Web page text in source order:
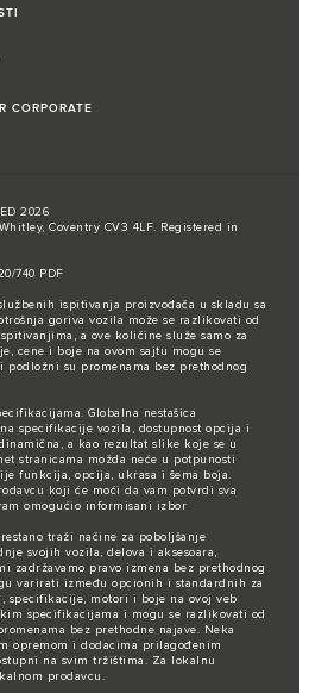
CORPORATE
2026
Coventry CV3 4LF. Registered in
740 PDF
ispitivanja proizvođača u skladu sa
goriva vozila može se razlikovati od
a ove količine služe samo za
cene i boje na ovom sajtu mogu se
su promenama bez prethodnog
Globalna nestašica
specifikacije vozila, dostupnost opcija i
a kao rezultat slike koje se u
stranicama možda neće u potpunosti
funkcija, opcija, ukrasa i šema boja.
koji će moći da vam potvrdi sva
omogućio informisani izbor
traži načine za poboljšanje
svojih vozila, delova i aksesoara,
zadržavamo pravo izmena bez prethodnog
varirati između opcionih i standardnih za
specifikacije, motori i boje na ovoj veb
specifikacijama i mogu se razlikovati od
bez prethodne najave. Neka
opremom i dodacima prilagođenim
na svim tržištima. Za lokalnu
prodavcu.